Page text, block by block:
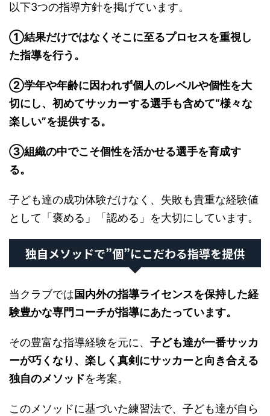
以下3つの指導方針を掲げています。
①結果だけではなくそこに至るプロセスを重視し
た指導を行う。
②学年や年齢に因われず個人のレベルや個性を大
切にし、初めてサッカーする選手も含めて“様々な
楽しい”を提供する。
③組織の中でこそ個性を活かせる選手を育成す
る。
子ども達の成功体験だけなく、失敗も貴重な経験値
として「褒める」「認める」を大切にしています。
独自メソッドで”個”にこだわる指導を提供
当クラブでは国内外の指導ライセンスを保持した経
験豊かな専門コーチが指導にあたっています。
その豊富な指導経験を元に、 子ども達が一番サッカ
ーが巧くなり、楽しく真剣にサッカーと向き合える
独自のメソッドを考案。
このメソッドに基づいた練習法で、子ども達が自ら